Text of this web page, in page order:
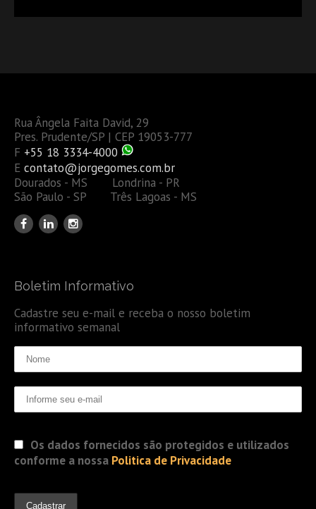
Rua Ângela Faita David, 29
Pres. Prudente/SP | CEP 19053-777
F +55 18 3334-4000
E contato@jorgegomes.com.br
Dourados - MS Londrina - PR
São Paulo - SP Três Lagoas - MS
Boletim Informativo
Cadastre seu e-mail e receba o nosso boletim
informativo semanal
Os dados fornecidos são protegidos e utilizados
conforme a nossa Politica de Privacidade